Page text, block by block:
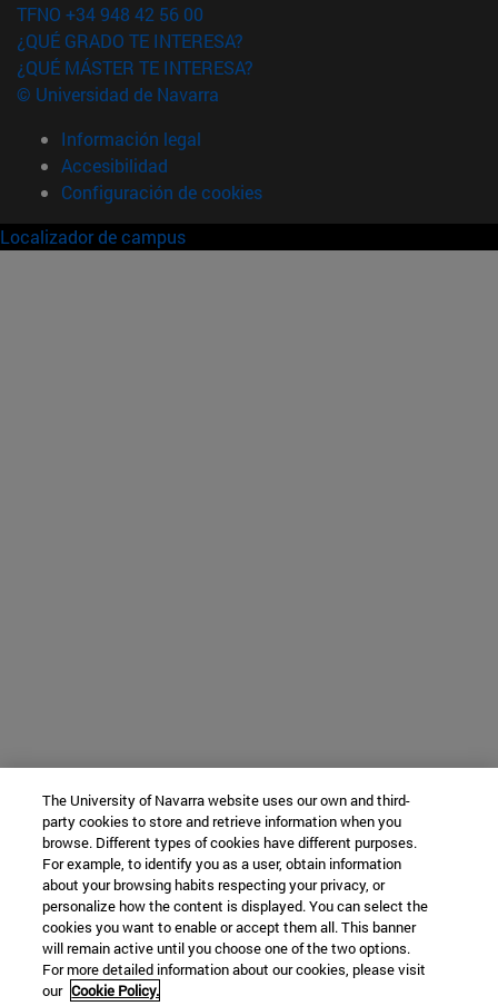
TFNO +34 948 42 56 00
¿QUÉ GRADO TE INTERESA?
¿QUÉ MÁSTER TE INTERESA?
© Universidad de Navarra
Información legal
Accesibilidad
Configuración de cookies
Localizador de campus
The University of Navarra website uses our own and third-
party cookies to store and retrieve information when you
browse. Different types of cookies have different purposes.
For example, to identify you as a user, obtain information
about your browsing habits respecting your privacy, or
personalize how the content is displayed. You can select the
cookies you want to enable or accept them all. This banner
will remain active until you choose one of the two options.
For more detailed information about our cookies, please visit
our Cookie Policy.